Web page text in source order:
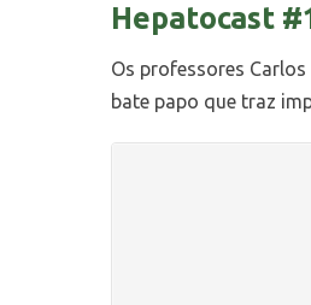
Hepatocast
Os professores
bate papo que traz